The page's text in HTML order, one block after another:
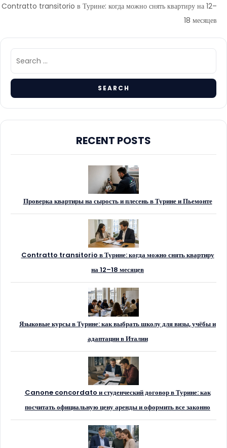
Contratto transitorio в Турине: когда можно снять квартиру на 12–
18 месяцев
RECENT POSTS
Проверка квартиры на сырость и плесень в Турине и Пьемонте
Contratto transitorio в Турине: когда можно снять квартиру
на 12–18 месяцев
Языковые курсы в Турине: как выбрать школу для визы, учёбы и
адаптации в Италии
Canone concordato и студенческий договор в Турине: как
посчитать официальную цену аренды и оформить все законно